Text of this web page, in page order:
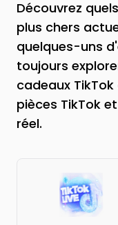
Découvrez
plus chers
quelques-uns
toujours
cadeaux
pièces TikTok
réel.